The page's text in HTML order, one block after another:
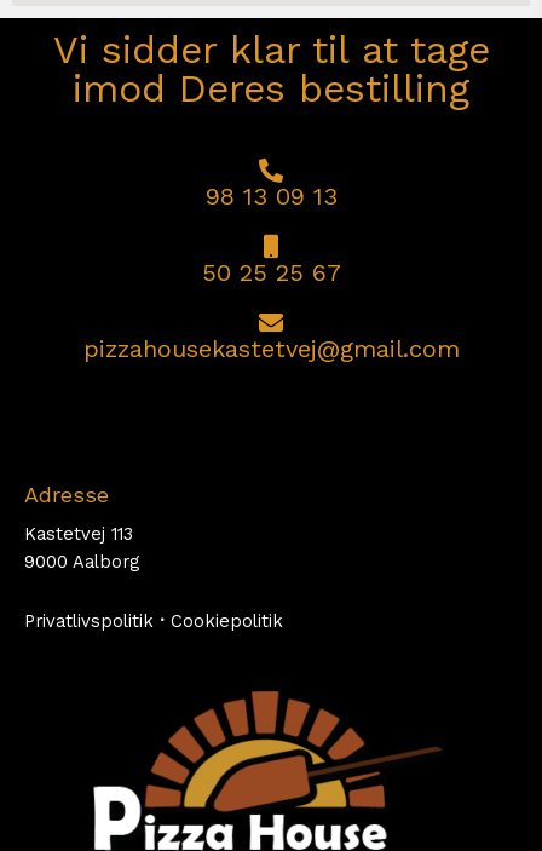
Vi sidder klar til at tage
imod Deres bestilling
98 13 09 13
50 25 25 67
pizzahousekastetvej@gmail.com
Adresse
Kastetvej 113
9000 Aalborg
Privatlivspolitik · Cookiepolitik